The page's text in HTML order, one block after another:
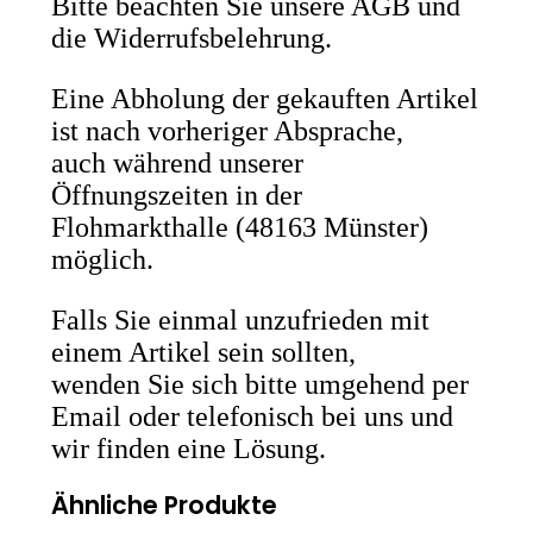
Bitte beachten Sie unsere AGB und
die Widerrufsbelehrung.
Eine Abholung der gekauften Artikel
ist nach vorheriger Absprache,
auch während unserer
Öffnungszeiten in der
Flohmarkthalle (48163 Münster)
möglich.
Falls Sie einmal unzufrieden mit
einem Artikel sein sollten,
wenden Sie sich bitte umgehend per
Email oder telefonisch bei uns und
wir finden eine Lösung.
Ähnliche Produkte